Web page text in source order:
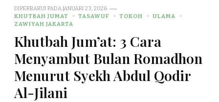
DIPERBARUI PADAJANUARI 23, 2026
KHUTBAH JUMAT
TASAWUF TOKOH
ULAMA
ZAWIYAH JAKARTA
Khutbah Jum’at: 3 Cara
Menyambut Bulan Romadhon
Menurut Syekh Abdul Qodir
Al-Jilani